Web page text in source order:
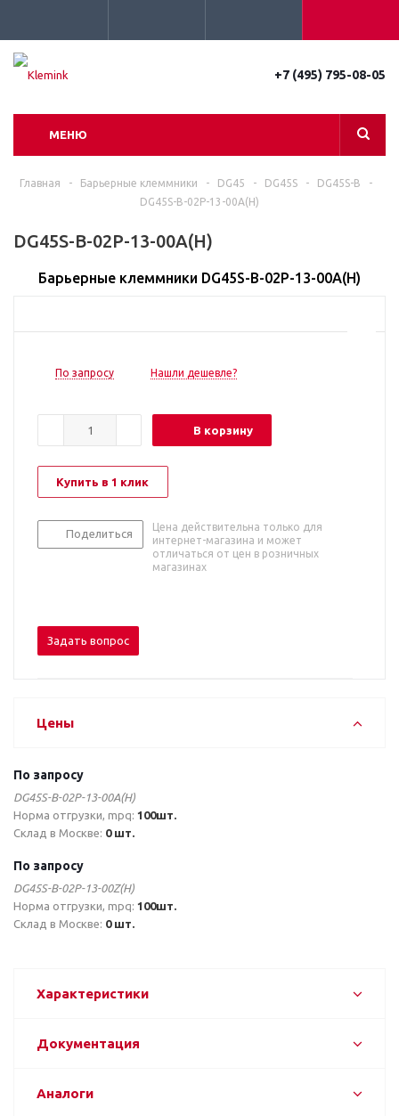
+7 (495) 795-08-05
МЕНЮ
Главная - Барьерные клеммники - DG45 - DG45S - DG45S-B
-
DG45S-B-02P-13-00A(H)
DG45S-B-02P-13-00A(H)
Барьерные клеммники DG45S-B-02P-13-00A(H)
По запросу Нашли дешевле?
В корзину
Купить в 1 клик
Поделиться
Цена действительна только для
интернет-магазина и может
отличаться от цен в розничных
магазинах
Задать вопрос
Цены
По запросу
DG45S-B-02P-13-00A(H)
Норма отгрузки, mpq: 100шт.
Склад в Москве: 0 шт.
По запросу
DG45S-B-02P-13-00Z(H)
Норма отгрузки, mpq: 100шт.
Склад в Москве: 0 шт.
Характеристики
Документация
Аналоги